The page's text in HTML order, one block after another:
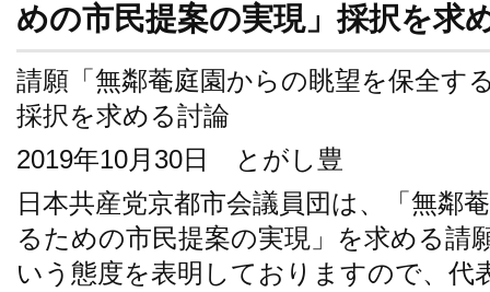
めの市民提案の実現」採択を求
請願「無鄰菴庭園からの眺望を保全す
採択を求める討論
2019年10月30日 とがし豊
日本共産党京都市会議員団は、「無鄰
るための市民提案の実現」を求める請
いう態度を表明しておりますので、代